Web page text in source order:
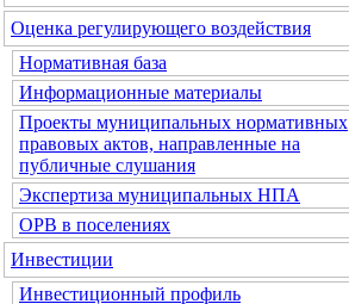
Оценка регулирующего воздействия
Нормативная база
Информационные материалы
Проекты муниципальных нормативных
правовых актов, направленные на
публичные слушания
Экспертиза муниципальных НПА
ОРВ в поселениях
Инвестиции
Инвестиционный профиль